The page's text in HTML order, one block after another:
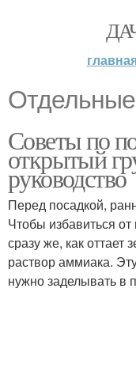
Советы по
открытый
руководство
Перед посадкой,
Чтобы избавиться от
сразу же, как оттает
раствор аммиака.
нужно заделывать в